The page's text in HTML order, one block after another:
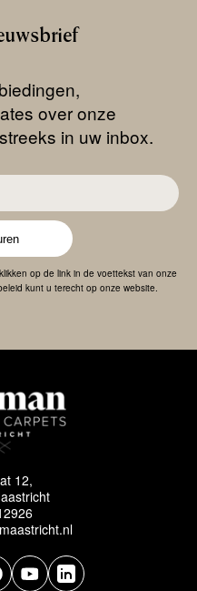
over onze
in uw inbox.
op de link in de voettekst van onze
kunt u terecht op onze website.
12,